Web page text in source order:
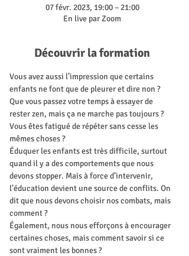
07 févr. 2023, 19:00 – 21:00
En live par Zoom
Découvrir la formation
Vous avez aussi l’impression que certains
enfants ne font que de pleurer et dire non ?
Que vous passez votre temps à essayer de
rester zen, mais ça ne marche pas toujours ?
Vous êtes fatigué de répéter sans cesse les
mêmes choses ?
Éduquer les enfants est très difficile, surtout
quand il y a des comportements que nous
devons stopper. Mais à force d’intervenir,
l’éducation devient une source de conflits. On
dit que nous devons choisir nos combats, mais
comment ?
Également, nous nous efforçons à encourager
certaines choses, mais comment savoir si ce
sont vraiment les bonnes ?